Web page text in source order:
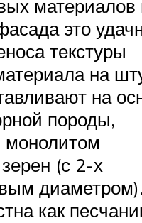
материалов
это
текстуры
на
на
породы,
(с 2-х
как